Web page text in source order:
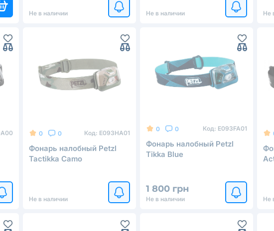
Не в наличии Не в наличии Не
0 0 Код: E093HA01
Фонарь налобный Petzl
Tactikka Camo
Не в наличии
0 0 Код: E093FA01
Фонарь налобный Petzl
Tikka Blue
1 800 грн
Не в наличии Не